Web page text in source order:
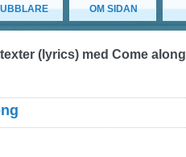
OM SIDAN
(lyrics) med Come along